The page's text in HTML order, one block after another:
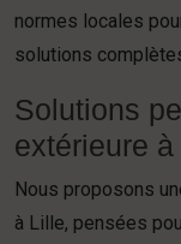
normes locales
solutions
Solutions
extérieure
Nous proposons
à Lille, pensées